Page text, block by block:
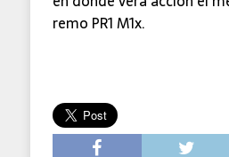
remo PR1 M1x.